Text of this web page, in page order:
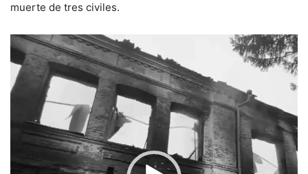
muerte de tres civiles.
Reproductor
de
vídeo